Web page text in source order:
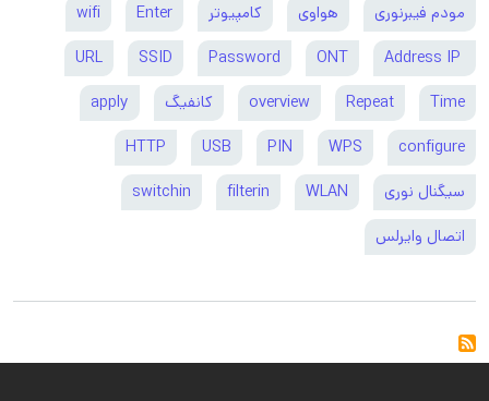
مودم فیبرنوری هواوی کامپیوتر Enter
wifi
ONT
Password
SSID
URL
Time
Repeat
overview کانفیگ apply
configure
WPS
PIN
USB
HTTP
سیگنال نوری WLAN
filterin
switchin
اتصال وایرلس